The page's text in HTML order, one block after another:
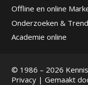
Offline en online
Onderzoeken &
Academie online
© 1986 – 2026
Privacy| Gemaakt